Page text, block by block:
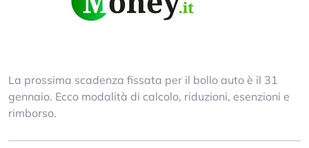
La prossima scadenza fissata per il bollo auto è il 31
gennaio. Ecco modalità di calcolo, riduzioni, esenzioni e
rimborso.